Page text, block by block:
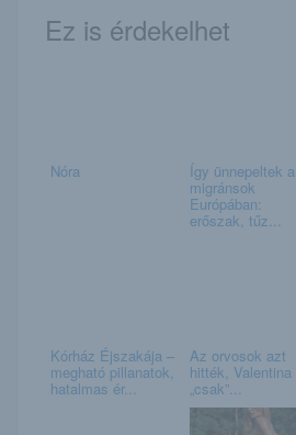
Ez is érdekelhet
Nóra Így ünnepeltek a
migránsok
Európában:
erőszak, tűz...
Kórház Éjszakája –
megható pillanatok,
hatalmas ér...
Az orvosok azt
hitték, Valentina
„csak”...